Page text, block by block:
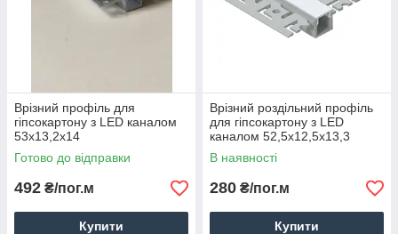
Врізний профіль для
гіпсокартону з LED каналом
53x13,2x14
Готово до відправки
492 ₴/пог.м
Купити
Врізний роздільний профіль
для гіпсокартону з LED
каналом 52,5х12,5х13,3
В наявності
280 ₴/пог.м
Купити